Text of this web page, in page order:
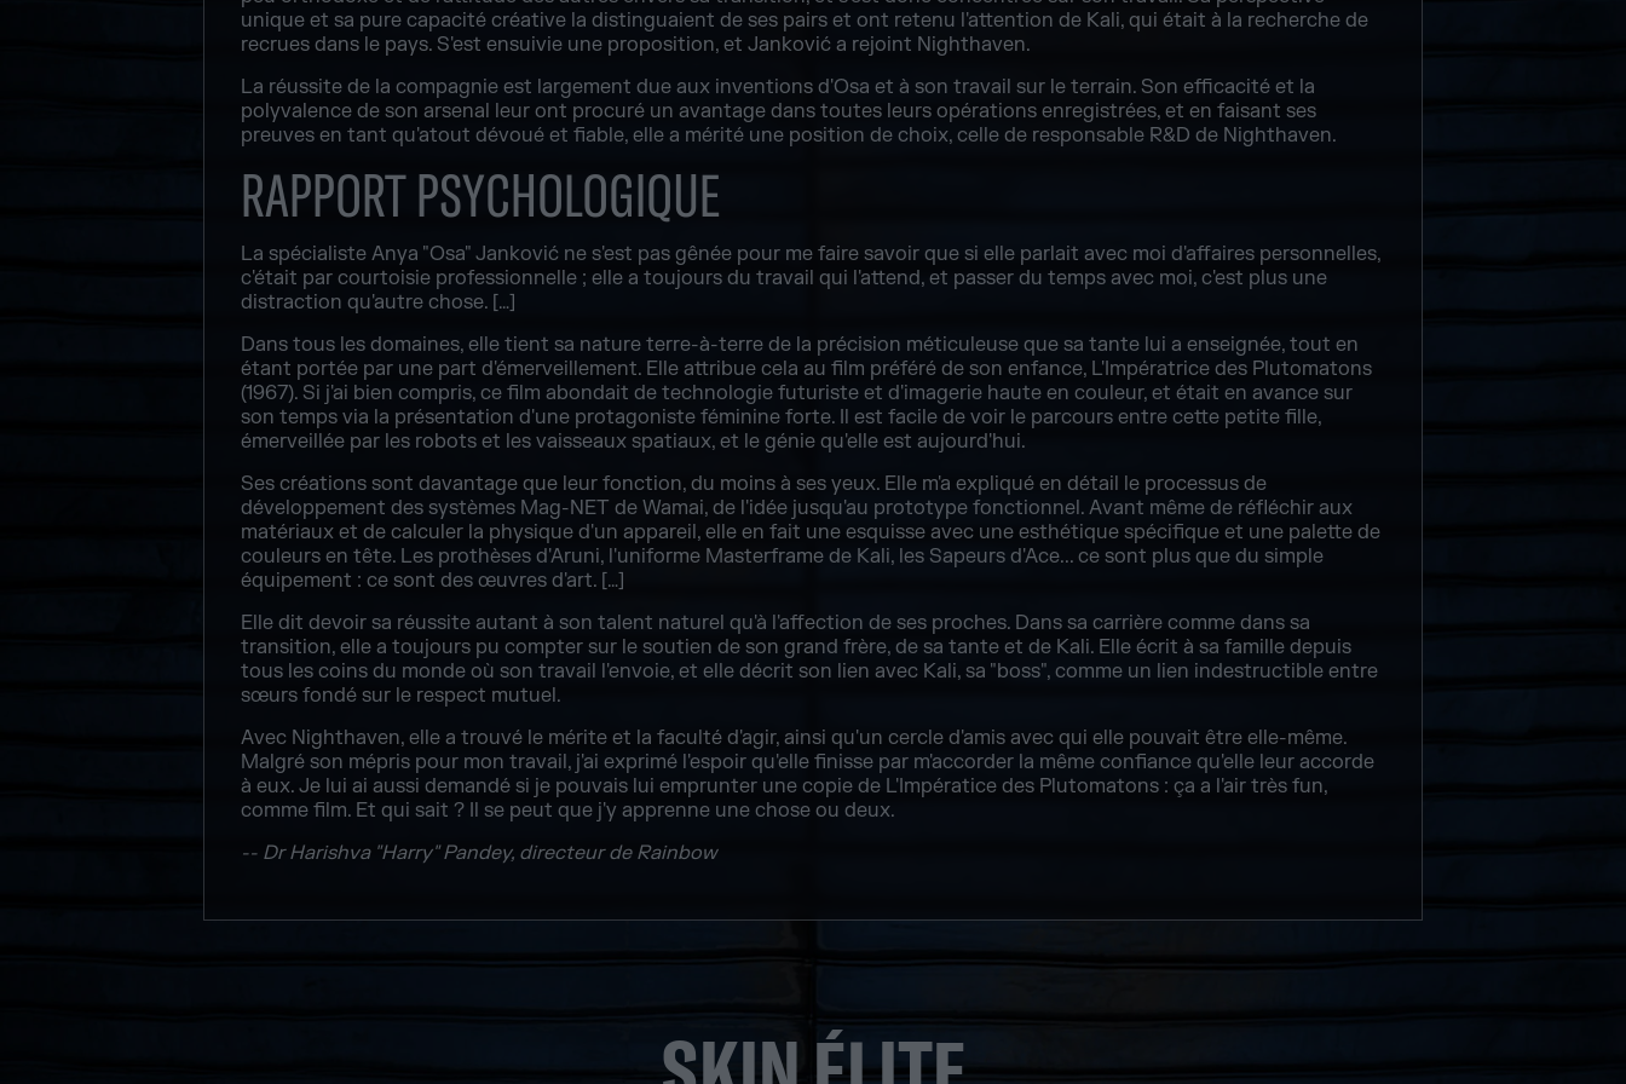
unique et sa pure capacité créative la distinguaient de ses pairs et ont retenu l'attention de Kali, qui était à la recherche de
recrues dans le pays. S'est ensuivie une proposition, et Janković a rejoint Nighthaven.
La réussite de la compagnie est largement due aux inventions d'Osa et à son travail sur le terrain. Son efficacité et la
polyvalence de son arsenal leur ont procuré un avantage dans toutes leurs opérations enregistrées, et en faisant ses
preuves en tant qu'atout dévoué et fiable, elle a mérité une position de choix, celle de responsable R&D de Nighthaven.
RAPPORT PSYCHOLOGIQUE
La spécialiste Anya "Osa" Janković ne s'est pas gênée pour me faire savoir que si elle parlait avec moi d'affaires personnelles,
c'était par courtoisie professionnelle ; elle a toujours du travail qui l'attend, et passer du temps avec moi, c'est plus une
distraction qu'autre chose. […]
Dans tous les domaines, elle tient sa nature terre-à-terre de la précision méticuleuse que sa tante lui a enseignée, tout en
étant portée par une part d'émerveillement. Elle attribue cela au film préféré de son enfance, L'Impératrice des Plutomatons
(1967). Si j'ai bien compris, ce film abondait de technologie futuriste et d'imagerie haute en couleur, et était en avance sur
son temps via la présentation d'une protagoniste féminine forte. Il est facile de voir le parcours entre cette petite fille,
émerveillée par les robots et les vaisseaux spatiaux, et le génie qu'elle est aujourd'hui.
Ses créations sont davantage que leur fonction, du moins à ses yeux. Elle m'a expliqué en détail le processus de
développement des systèmes Mag-NET de Wamai, de l'idée jusqu'au prototype fonctionnel. Avant même de réfléchir aux
matériaux et de calculer la physique d'un appareil, elle en fait une esquisse avec une esthétique spécifique et une palette de
couleurs en tête. Les prothèses d'Aruni, l'uniforme Masterframe de Kali, les Sapeurs d'Ace... ce sont plus que du simple
équipement : ce sont des œuvres d'art. […]
Elle dit devoir sa réussite autant à son talent naturel qu'à l'affection de ses proches. Dans sa carrière comme dans sa
transition, elle a toujours pu compter sur le soutien de son grand frère, de sa tante et de Kali. Elle écrit à sa famille depuis
tous les coins du monde où son travail l'envoie, et elle décrit son lien avec Kali, sa "boss", comme un lien indestructible entre
sœurs fondé sur le respect mutuel.
Avec Nighthaven, elle a trouvé le mérite et la faculté d'agir, ainsi qu'un cercle d'amis avec qui elle pouvait être elle-même.
Malgré son mépris pour mon travail, j'ai exprimé l'espoir qu'elle finisse par m'accorder la même confiance qu'elle leur accorde
à eux. Je lui ai aussi demandé si je pouvais lui emprunter une copie de L'Impératice des Plutomatons : ça a l'air très fun,
comme film. Et qui sait ? Il se peut que j'y apprenne une chose ou deux.
-- Dr Harishva "Harry" Pandey, directeur de Rainbow